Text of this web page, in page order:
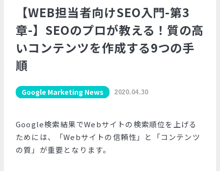
【WEB担当者向けSEO入門-第3
章-】SEOのプロが教える！質の高
いコンテンツを作成する9つの手
順
Google Marketing News 2020.04.30
Google検索結果でWebサイトの検索順位を上げる
ためには、「Webサイトの信頼性」と「コンテンツ
の質」が重要となります。